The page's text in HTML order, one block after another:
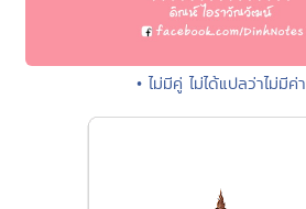
• ไม่มีคู่ ไม่ได้แปลว่าไม่มีค่า